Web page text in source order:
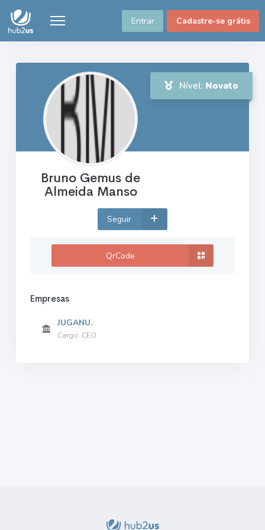
Entrar Cadastre-se grátis
Nível: Novato
Bruno Gemus de
Almeida Manso
Seguir
QrCode
Empresas
JUGANU.
Cargo: CEO